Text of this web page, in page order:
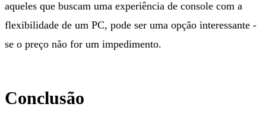
aqueles que buscam uma experiência de console com a
flexibilidade de um PC, pode ser uma opção interessante -
se o preço não for um impedimento.
Conclusão